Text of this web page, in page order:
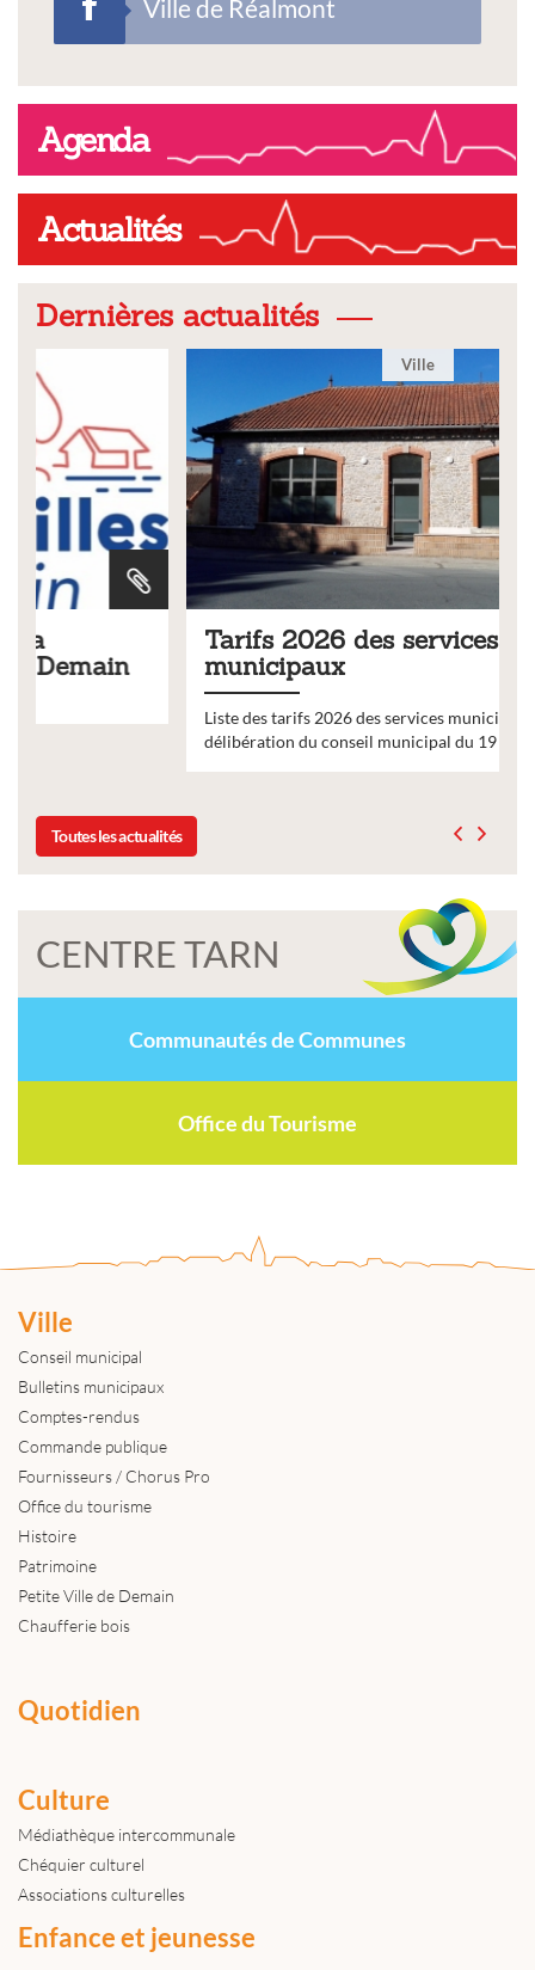
Ville de Réalmont
Agenda
Actualités
Dernières actualités
Tarifs 2026 des services
municipaux
Liste des tarifs 2026 des services municipaux,
délibération du conseil municipal du 19 décembre 2025
Toutes les actualités
CENTRE TARN
Communautés de Communes
Office du Tourisme
Ville
Conseil municipal
Bulletins municipaux
Comptes-rendus
Commande publique
Fournisseurs / Chorus Pro
Office du tourisme
Histoire
Patrimoine
Petite Ville de Demain
Chaufferie bois
Quotidien
Culture
Médiathèque intercommunale
Chéquier culturel
Associations culturelles
Enfance et jeunesse